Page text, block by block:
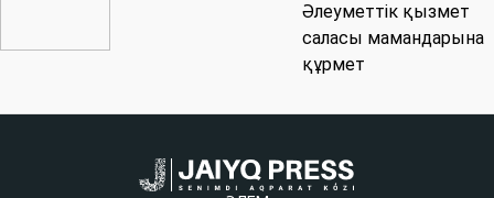
Әлеуметтік қызмет
саласы мамандарына
құрмет